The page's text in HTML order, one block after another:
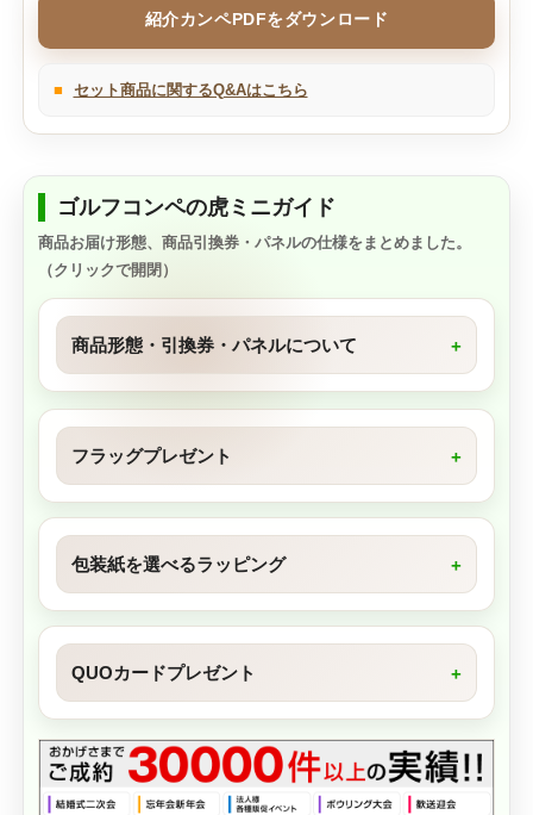
紹介カンペPDFをダウンロード
■ セット商品に関するQ&Aはこちら
ゴルフコンペの虎ミニガイド
商品お届け形態、商品引換券・パネルの仕様をまとめました。
（クリックで開閉）
商品形態・引換券・パネルについて
フラッグプレゼント
包装紙を選べるラッピング
QUOカードプレゼント